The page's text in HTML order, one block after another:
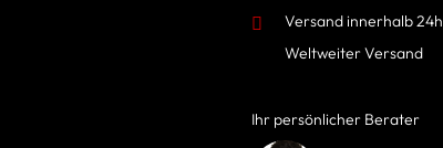
Versand innerhalb 24h
Weltweiter Versand
Ihr persönlicher Berater